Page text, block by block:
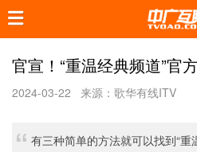
官宣！“重温经典频道”官
2024-03-22 来源：歌华有线ITV
有三种简单的方法就可以找到“重